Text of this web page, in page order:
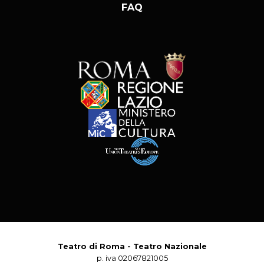
FAQ
Teatro di Roma - Teatro Nazionale
p. iva 02067821005